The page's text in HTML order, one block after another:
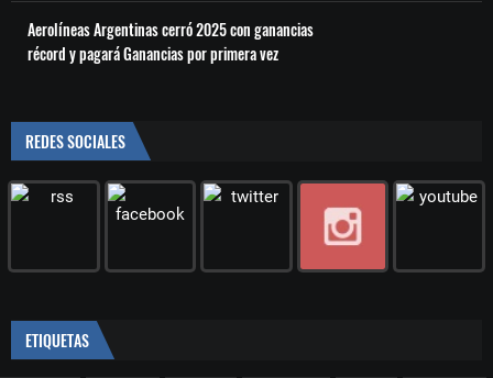
Aerolíneas Argentinas cerró 2025 con ganancias
récord y pagará Ganancias por primera vez
REDES SOCIALES
ETIQUETAS